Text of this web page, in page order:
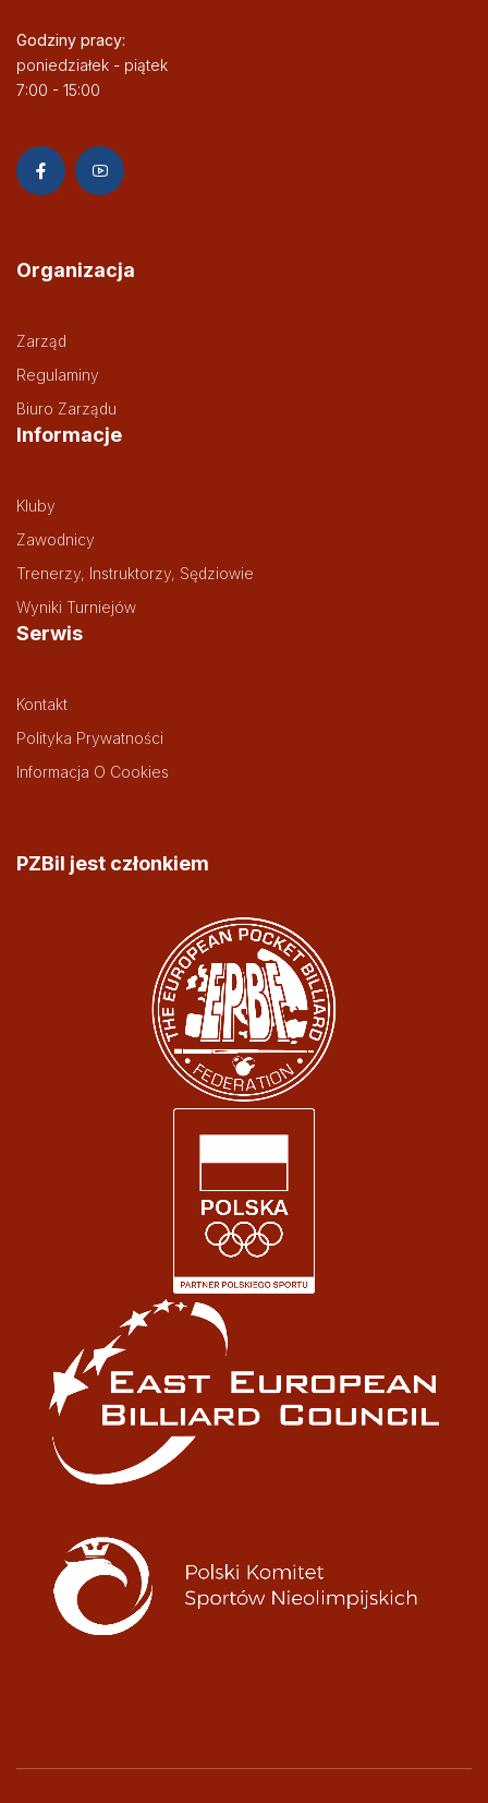
Godziny pracy:
poniedziałek - piątek
7:00 - 15:00
Organizacja
Zarząd
Regulaminy
Biuro Zarządu
Informacje
Kluby
Zawodnicy
Trenerzy, Instruktorzy, Sędziowie
Wyniki Turniejów
Serwis
Kontakt
Polityka Prywatności
Informacja O Cookies
PZBil jest członkiem